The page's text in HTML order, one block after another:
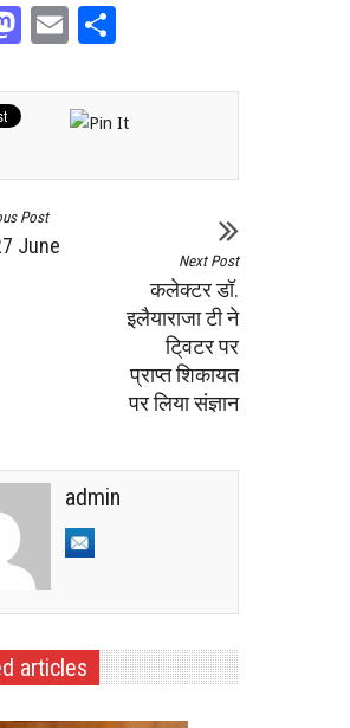
Mastodon
Email
Post
June
Next Post
कलेक्टर डॉ.
इलैयाराजा टी ने
टि्वटर पर
प्राप्त शिकायत
पर लिया संज्ञान
admin
articles